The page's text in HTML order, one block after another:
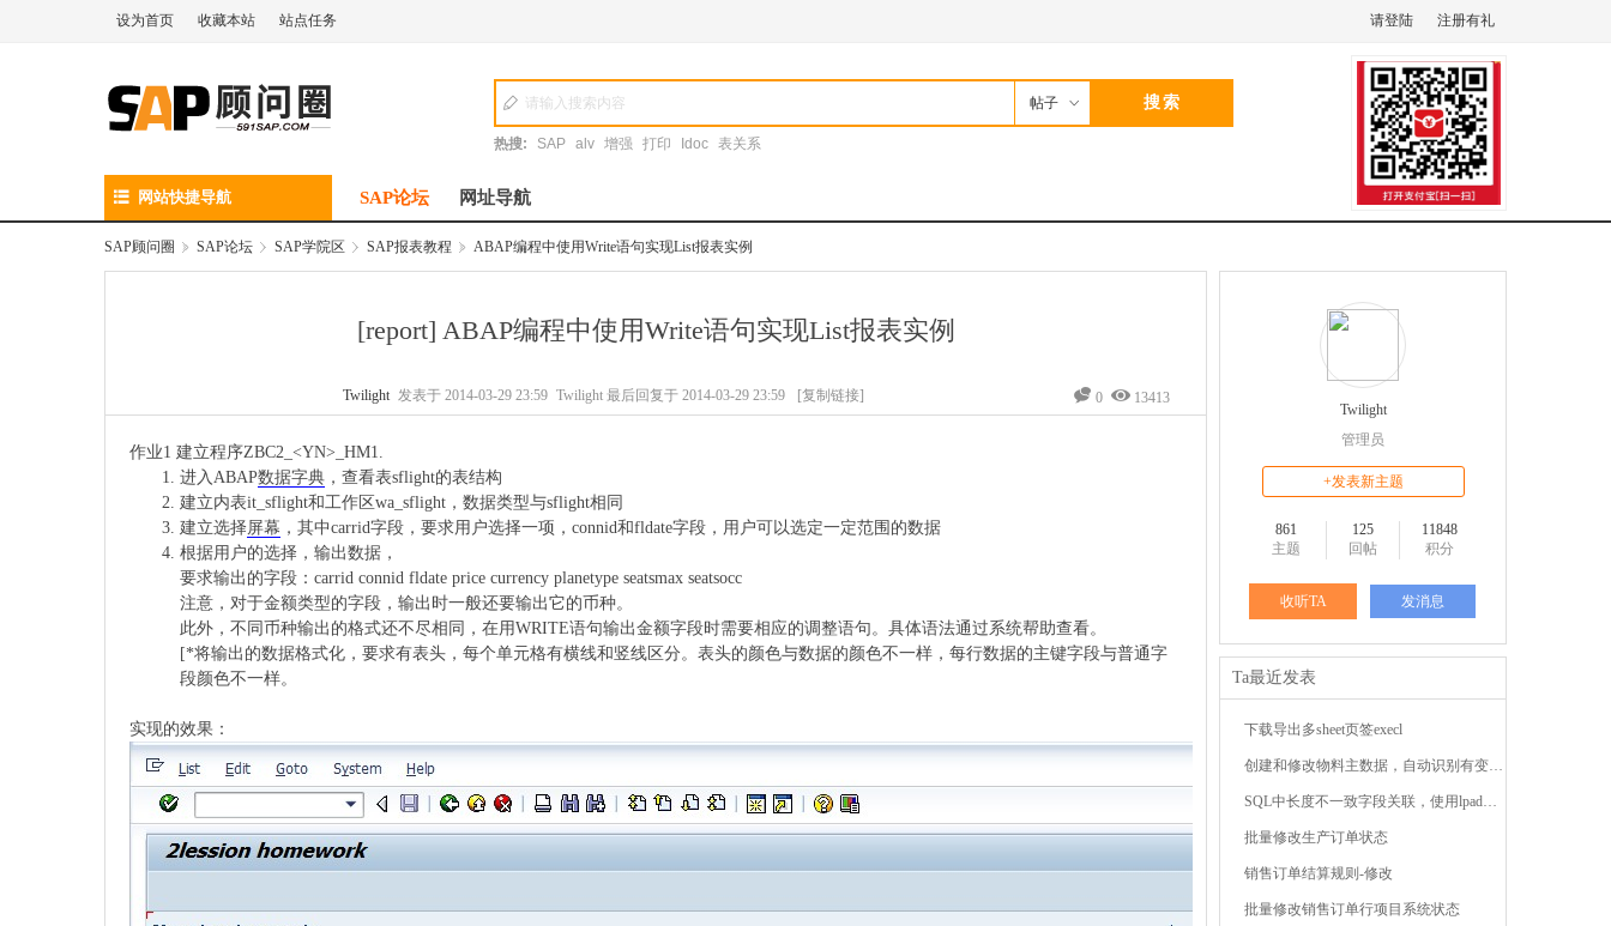
设为首页 收藏本站 站点任务 请登陆 注册有礼
帖子
热搜: SAP alv 增强 打印 Idoc 表关系
网站快捷导航 SAP论坛 网址导航
SAP顾问圈 » SAP论坛 › SAP学院区 › SAP报表教程 » ABAP编程中使用Write语句实现List报表实例
[report] ABAP编程中使用Write语句实现List报表实例
Twilight 发表于 2014-03-29 23:59 Twilight 最后回复于 2014-03-29 23:59 [复制链接] 13413
0
作业1 建立程序ZBC2_<YN>_HM1.
进入ABAP数据字典 ，查看表sflight的表结构
建立内表it_sflight和工作区wa_sflight，数据类型与sflight相同
建立选择屏幕 ，其中carrid字段，要求用户选择一项，connid和fldate字段，用户可以选定一定范围的数据
根据用户的选择，输出数据，
要求输出的字段：carrid connid fldate price currency planetype seatsmax seatsocc
注意，对于金额类型的字段，输出时一般还要输出它的币种。
此外，不同币种输出的格式还不尽相同，在用WRITE语句输出金额字段时需要相应的调整语句。具体语法通过系统帮助查看。
[*将输出的数据格式化，要求有表头，每个单元格有横线和竖线区分。表头的颜色与数据的颜色不一样，每行数据的主键字段与普通字
段颜色不一样。
实现的效果：
Twilight
管理员
+发表新主题
861
主题
125
回帖
11848
积分
收听TA 发消息
Ta最近发表
下载导出多sheet页签execl
创建和修改物料主数据，自动识别有变动的字段 ...
SQL中长度不一致字段关联，使用lpad或rpad函数补齐前 ...
批量修改生产订单状态
销售订单结算规则-修改
批量修改销售订单行项目系统状态